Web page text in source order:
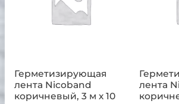
Герметизирующая
лента Nicoband
коричневый, 3 м х 10
лента